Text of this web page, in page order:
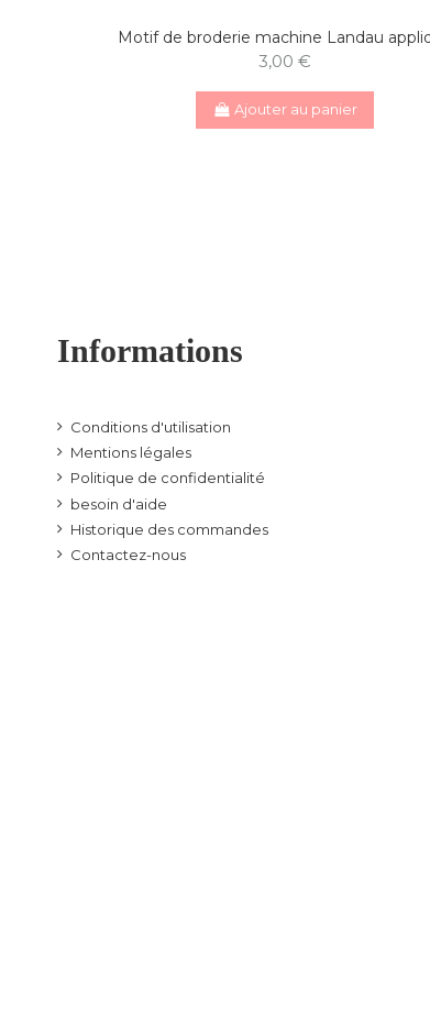
Motif de broderie machine Landau
3,00 €
Ajouter au panier
Informations
Conditions d'utilisation
Mentions légales
Politique de confidentialité
besoin d'aide
Historique des commandes
Contactez-nous